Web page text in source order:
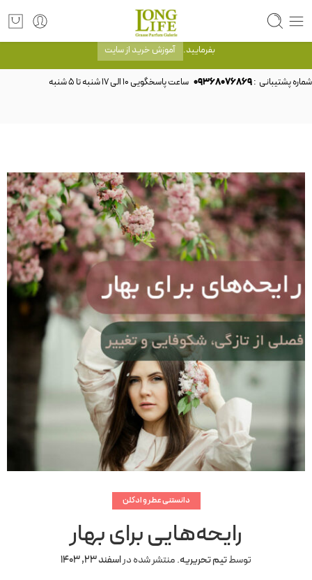
توجه! برند لانگ لایف رایحه های معروف را با شیشه و بسته بندی خود شرکت لانگ لایف
عرضه می کند.که با انتخاب حجم هر ادکلنی می توانید شیشه و بسته بندی را ملاحظه
بفرمایید. آموزش خرید از سایت
شماره پشتیبانی :09368076869
دانستنی عطر و ادکلن
رایحه‌هایی برای بهار
توسطتیم تحریریه.منتشر شده دراسفند 23, 1403